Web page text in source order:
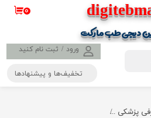
دیجی طب مارکت
ورود / ثبت نام کنید
۰
تخفیف‌ها و پیشنهادها
پزشکی